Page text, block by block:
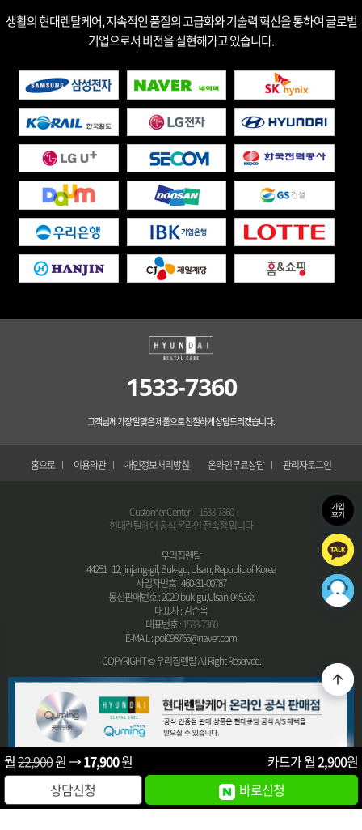
생활의 현대렌탈케어, 지속적인 품질의 고급화와 기술력 혁신을 통하여 글로벌
기업으로서 비전을 실현해가고 있습니다.
1533-7360
고객님께 가장 알맞은 제품으로 친절하게 상담드리겠습니다.
홈으로 이용약관 개인정보처리방침 온라인무료상담 관리자로그인
Customer Center
1533-7360
현대렌탈케어 공식 온라인 전속점 입니다
우리집렌탈
44251 12, jinjang-gil, Buk-gu, Ulsan, Republic of Korea
사업자번호 : 460-31-00787
통신판매번호 : 2020-buk-gu,Ulsan-0453호
대표자 : 김순옥
대표번호 : 1533-7360
E-MAIL : poi098765@naver.com
COPYRIGHT © 우리집렌탈 All Right Reserved.
월22,900원 →17,900원 카드가 월2,900원
상담신청
바로신청
가입
후기